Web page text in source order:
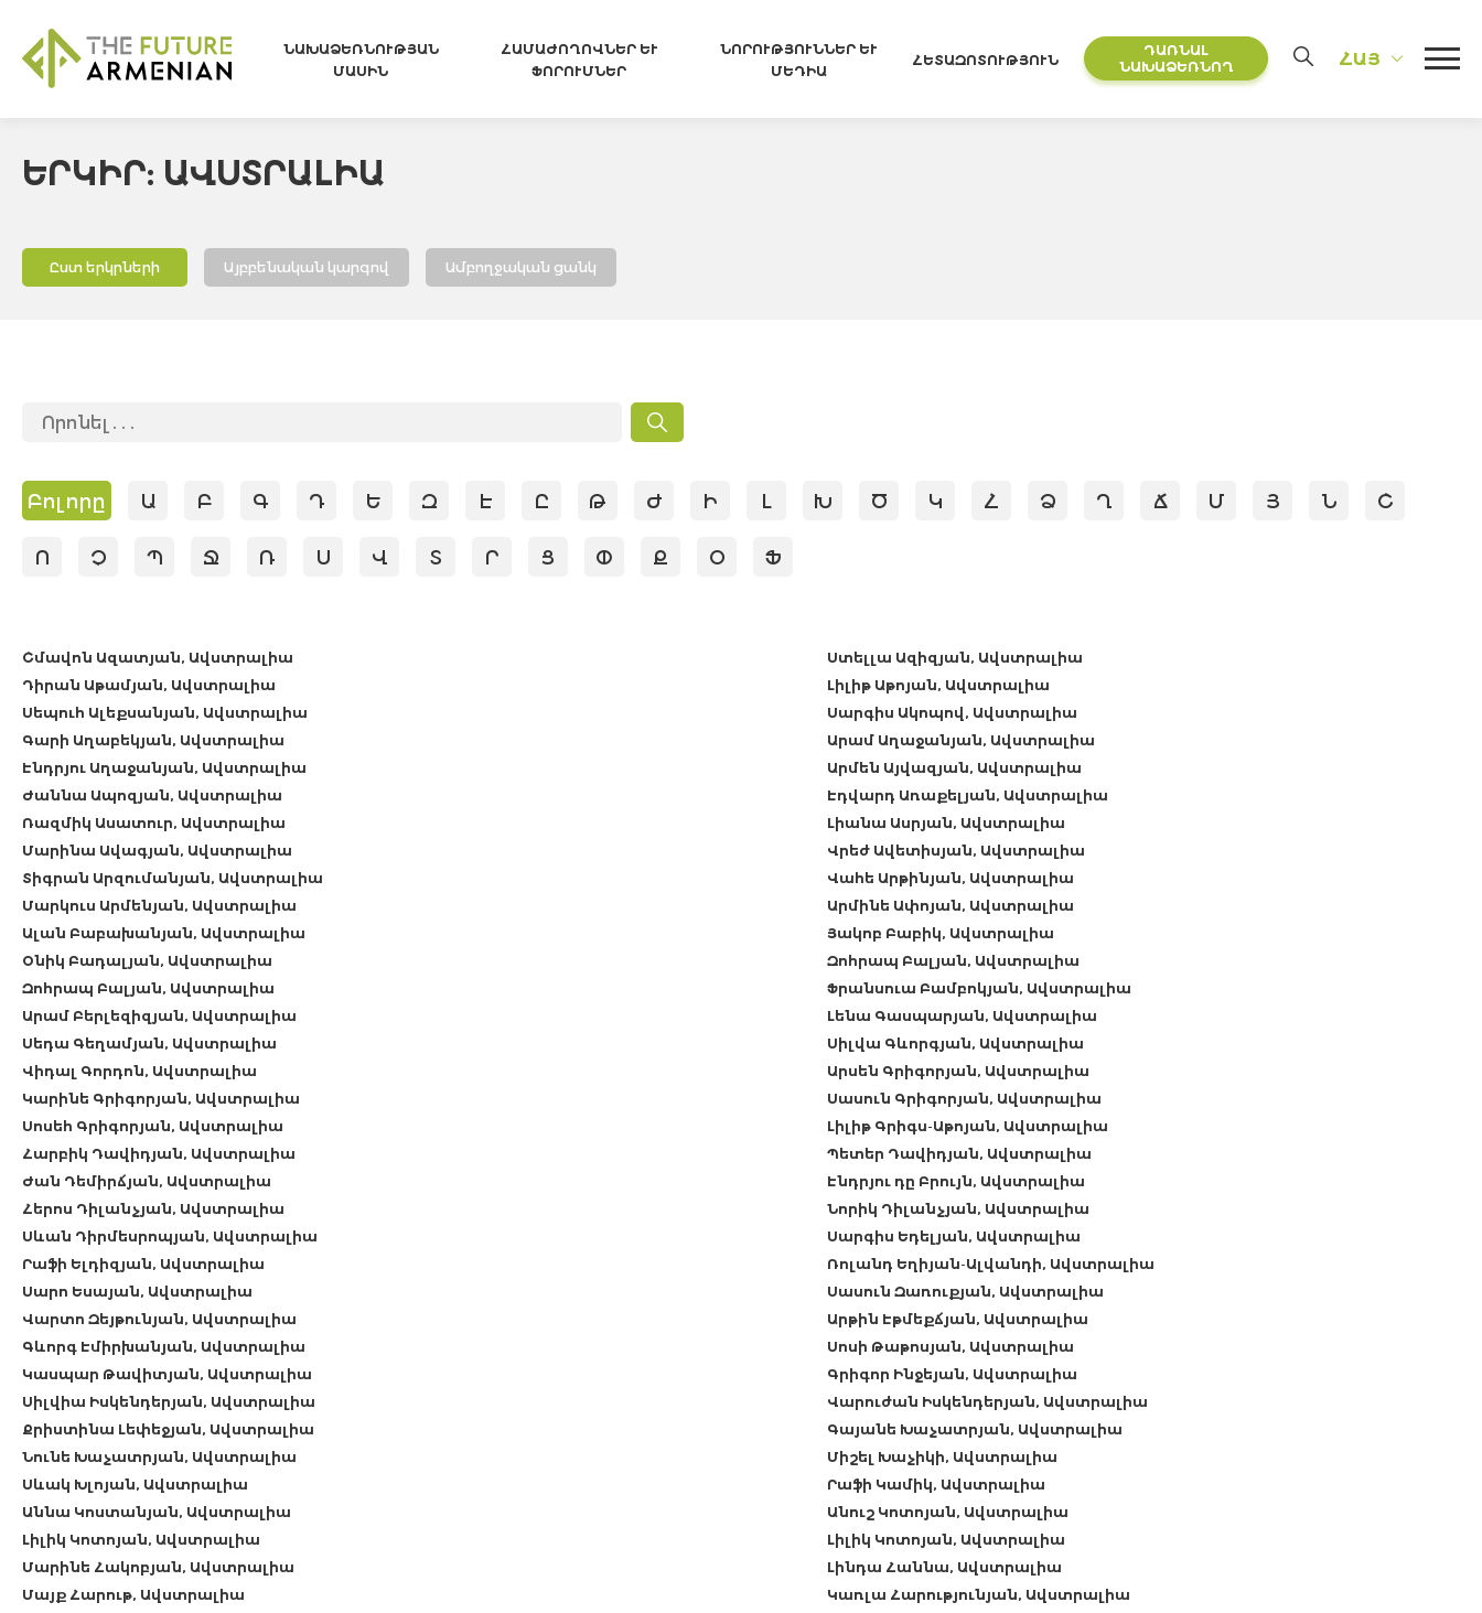
ՆԱԽԱՁԵՌՆՈՒԹՅԱՆ
ՄԱՍԻՆ
ՀԱՄԱԺՈՂՈՎՆԵՐ ԵՒ Ֆ
ՈՐՈՒՄՆԵՐ
ՆՈՐՈՒԹՅՈՒՆՆԵՐ ԵՒ Մ
ԵԴԻԱ
ՀԵՏԱԶՈՏՈՒԹՅՈՒՆ
ԴԱՌՆԱԼ
ՆԱԽԱՁԵՌՆՈՂ
ՀԱՅ
ԵՐԿԻՐ: ԱՎՍՏՐԱԼԻԱ
Ըստ երկրների Այբբենական կարգով Ամբողջական ցանկ
Բոլորը Ա Բ Գ Դ Ե Զ Է Ը Թ Ժ Ի Լ Խ Ծ Կ Հ Ձ Ղ Ճ Մ Յ Ն Շ
Ո Չ Պ Ջ Ռ Ս Վ Տ Ր Ց Փ Ք Օ Ֆ
Շմավոն Ազատյան, Ավստրալիա
Ստելլա Ազիզյան, Ավստրալիա
Դիրան Աթամյան, Ավստրալիա
Լիլիթ Աթոյան, Ավստրալիա
Սեպուհ Ալեքսանյան, Ավստրալիա
Սարգիս Ակոպով, Ավստրալիա
Գարի Աղաբեկյան, Ավստրալիա
Արամ Աղաջանյան, Ավստրալիա
Էնդրյու Աղաջանյան, Ավստրալիա
Արմեն Այվազյան, Ավստրալիա
Ժաննա Ապոզյան, Ավստրալիա
Էդվարդ Առաքելյան, Ավստրալիա
Ռազմիկ Ասատուր, Ավստրալիա
Լիանա Ասրյան, Ավստրալիա
Մարինա Ավագյան, Ավստրալիա
Վրեժ Ավետիսյան, Ավստրալիա
Տիգրան Արզումանյան, Ավստրալիա
Վահե Արթինյան, Ավստրալիա
Մարկուս Արմենյան, Ավստրալիա
Արմինե Ափոյան, Ավստրալիա
Ալան Բաբախանյան, Ավստրալիա
Յակոբ Բաբիկ, Ավստրալիա
Օնիկ Բադալյան, Ավստրալիա
Զոհրապ Բալյան, Ավստրալիա
Զոհրապ Բալյան, Ավստրալիա
Ֆրանսուա Բամբոկյան, Ավստրալիա
Արամ Բերլեզիզյան, Ավստրալիա
Լենա Գասպարյան, Ավստրալիա
Սեդա Գեղամյան, Ավստրալիա
Սիլվա Գևորգյան, Ավստրալիա
Վիդալ Գորդոն, Ավստրալիա
Արսեն Գրիգորյան, Ավստրալիա
Կարինե Գրիգորյան, Ավստրալիա
Սասուն Գրիգորյան, Ավստրալիա
Սոսեհ Գրիգորյան, Ավստրալիա
Լիլիթ Գրիգս-Աթոյան, Ավստրալիա
Հարբիկ Դավիդյան, Ավստրալիա
Պետեր Դավիդյան, Ավստրալիա
Ժան Դեմիրճյան, Ավստրալիա
Էնդրյու դը Բրույն, Ավստրալիա
Հերոս Դիլանչյան, Ավստրալիա
Նորիկ Դիլանչյան, Ավստրալիա
Սևան Դիրմեսրոպյան, Ավստրալիա
Սարգիս Եդելյան, Ավստրալիա
Րաֆի Ելդիզյան, Ավստրալիա
Ռոլանդ Եղիյան-Ալվանդի, Ավստրալիա
Սարո Եսայան, Ավստրալիա
Սասուն Զառուքյան, Ավստրալիա
Վարտո Զեյթունյան, Ավստրալիա
Արթին Էթմեքճյան, Ավստրալիա
Գևորգ Էմիրխանյան, Ավստրալիա
Սոսի Թաթոսյան, Ավստրալիա
Կասպար Թավիտյան, Ավստրալիա
Գրիգոր Ինջեյան, Ավստրալիա
Սիլվիա Իսկենդերյան, Ավստրալիա
Վարուժան Իսկենդերյան, Ավստրալիա
Քրիստինա Լեփեջյան, Ավստրալիա
Գայանե Խաչատրյան, Ավստրալիա
Նունե Խաչատրյան, Ավստրալիա
Միշել Խաչիկի, Ավստրալիա
Սևակ Խլոյան, Ավստրալիա
Րաֆի Կամիկ, Ավստրալիա
Աննա Կոստանյան, Ավստրալիա
Անուշ Կոտոյան, Ավստրալիա
Լիլիկ Կոտոյան, Ավստրալիա
Լիլիկ Կոտոյան, Ավստրալիա
Մարինե Հակոբյան, Ավստրալիա
Լինդա Հաննա, Ավստրալիա
Մայք Հարութ, Ավստրալիա
Կառլա Հարությունյան, Ավստրալիա